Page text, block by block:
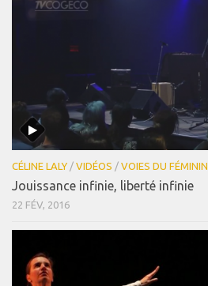
CÉLINE LALY / VIDÉOS / VOIES DU FÉMININ
Jouissance infinie, liberté infinie
22 FÉV, 2016